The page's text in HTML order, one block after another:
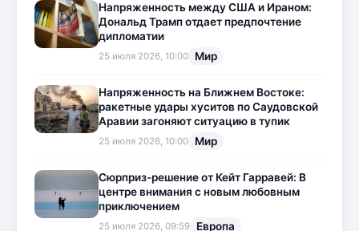
Напряженность между США и Ираном:
Дональд Трамп отдает предпочтение
дипломатии
25 июля 2026, 10:00 Мир
Напряженность на Ближнем Востоке:
ракетные удары хуситов по Саудовской
Аравии загоняют ситуацию в тупик
25 июля 2026, 10:00 Мир
Сюрприз-решение от Кейт Гарравей: В
центре внимания с новым любовным
приключением
25 июля 2026, 09:59 Европа